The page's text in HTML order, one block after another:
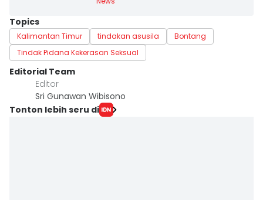
Topics
Kalimantan Timur tindakan asusila
Bontang
Tindak Pidana Kekerasan Seksual
Editorial Team
Editor
Sri Gunawan Wibisono
Tonton lebih seru di